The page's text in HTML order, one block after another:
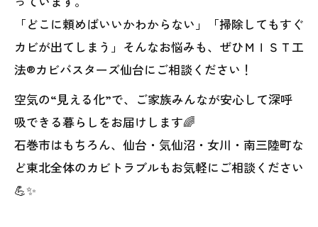
「どこに頼めばいいかわからない」「掃除してもすぐ
カビが出てしまう」そんなお悩みも、ぜひＭＩＳＴ工
法®カビバスターズ仙台にご相談ください！
空気の“見える化”で、ご家族みんなが安心して深呼
吸できる暮らしをお届けします🌈
石巻市はもちろん、仙台・気仙沼・女川・南三陸町な
ど東北全体のカビトラブルもお気軽にご相談ください
💪✨